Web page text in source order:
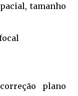
tamanho
plano